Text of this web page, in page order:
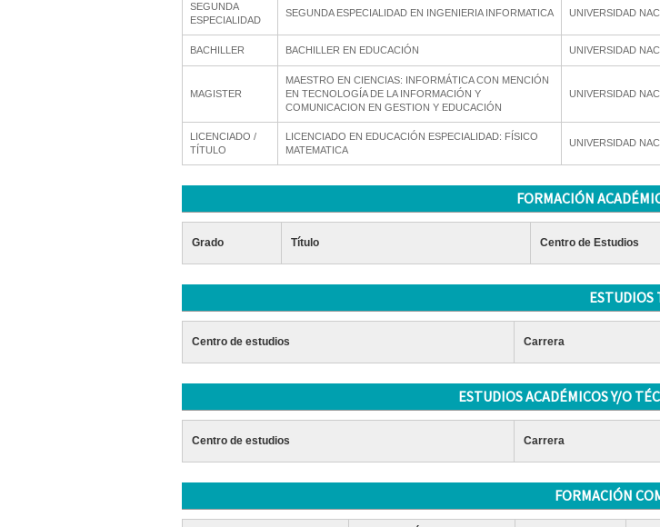
SEGUNDA
ESPECIALIDAD
SEGUNDA ESPECIALIDAD EN INGENIERIA INFORMATICA UNIVERSIDAD
BACHILLER BACHILLER EN EDUCACIÓN UNIVERSIDAD
MAGISTER
MAESTRO EN CIENCIAS: INFORMÁTICA CON MENCIÓN
EN TECNOLOGÍA DE LA INFORMACIÓN Y
COMUNICACION EN GESTION Y EDUCACIÓN
UNIVERSIDAD
LICENCIADO /
TÍTULO
LICENCIADO EN EDUCACIÓN ESPECIALIDAD: FÍSICO
MATEMATICA
UNIVERSIDAD
FORMACIÓN
Grado Título Centro de Estudios
ESTUDIOS
Centro de estudios Carrera
ESTUDIOS ACADÉMICOS Y/O
Centro de estudios Carrera
FORMACIÓN